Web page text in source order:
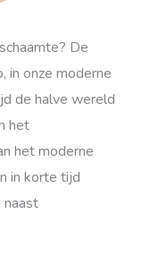
De
in onze moderne
de halve wereld
het
het moderne
in korte tijd
naast